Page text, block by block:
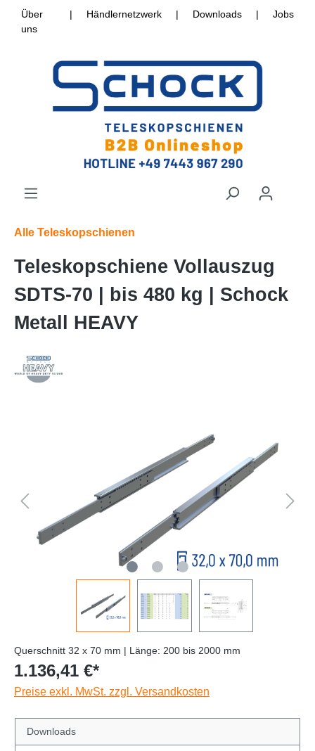
Über
uns
| Händlernetzwerk | Downloads | Jobs
Alle Teleskopschienen
Teleskopschiene Vollauszug
SDTS-70 | bis 480 kg | Schock
Metall HEAVY
Querschnitt 32 x 70 mm | Länge: 200 bis 2000 mm
1.136,41 €*
Preise exkl. MwSt. zzgl. Versandkosten
Downloads